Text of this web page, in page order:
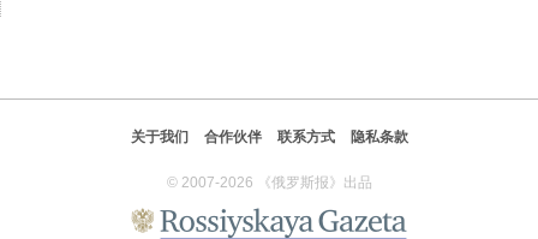
关于我们 合作伙伴 联系方式 隐私条款
© 2007-2026 《俄罗斯报》出品